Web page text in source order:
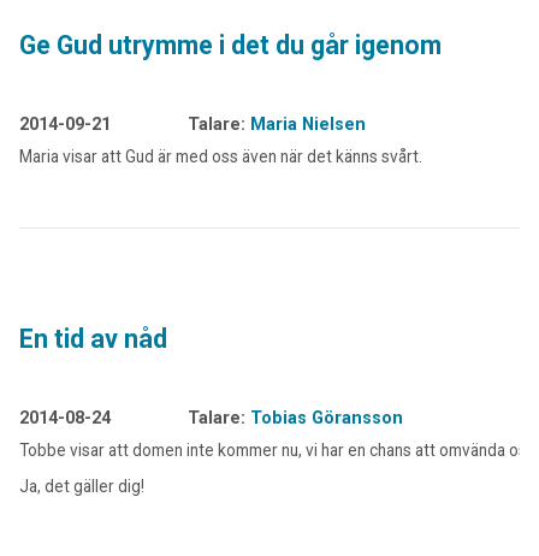
Ge Gud utrymme i det du går igenom
2014-09-21 Talare: Maria Nielsen
Maria visar att Gud är med oss även när det känns svårt.
En tid av nåd
2014-08-24 Talare: Tobias Göransson
Tobbe visar att domen inte kommer nu, vi har en chans att omvända oss.
Ja, det gäller dig!